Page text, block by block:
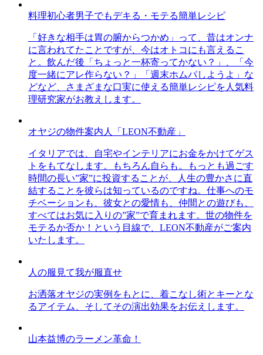
料理初心者男子でもデキる・モテる簡単レシピ
「好きな相手は胃の腑からつかめ」って、昔はオンナ
に言われてたことですが、今はオトコにも言えるこ
と。飲んだ後「ちょっと一杯寄ってかない？」、「今
度一緒にアレ作らない？」「週末ホムパしようよ」な
どなど、さまざまな口実に使える簡単レシピを人気料
理研究家がお教えします。
オヤジの物件案内人「LEON不動産」
イタリアでは、自宅やインテリアにお金をかけてゲス
トをもてなします。もちろん自らも。もっとも過ごす
時間の長い”家”に投資することが、人生の豊かさに直
結することを彼らは知っているのですね。仕事へのモ
チベーションも、彼女との愛情も、仲間との遊びも、
すべてはお気に入りの”家”で育まれます。世の物件を
モテるか否か！という目線で、LEON不動産がご案内
いたします。
人の服見て我が服直せ
お洒落オヤジの実例をもとに、着こなし術とキーとな
るアイテム、そしてその演出効果をお伝えします。
山本益博のラーメン革命！